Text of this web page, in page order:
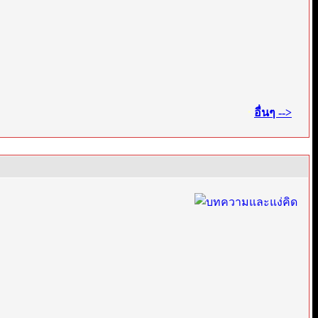
· อื่นๆ -->